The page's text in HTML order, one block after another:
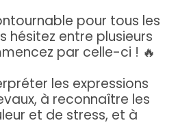
pour tous les
hésitez entre plusieurs
par celle-ci ! 🔥
les expressions
à reconnaître les
et de stress, et à